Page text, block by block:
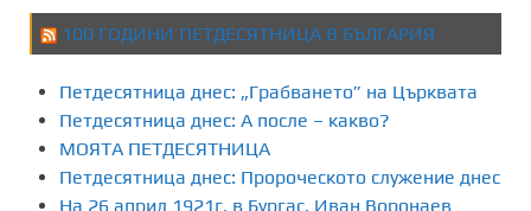
100 ГОДИНИ ПЕТДЕСЯТНИЦА В БЪЛГАРИЯ
Петдесятница днес: „Грабването” на Църквата
Петдесятница днес: А после – какво?
МОЯТА ПЕТДЕСЯТНИЦА
Петдесятница днес: Пророческото служение днес
На 26 април 1921г. в Бургас, Иван Воронаев